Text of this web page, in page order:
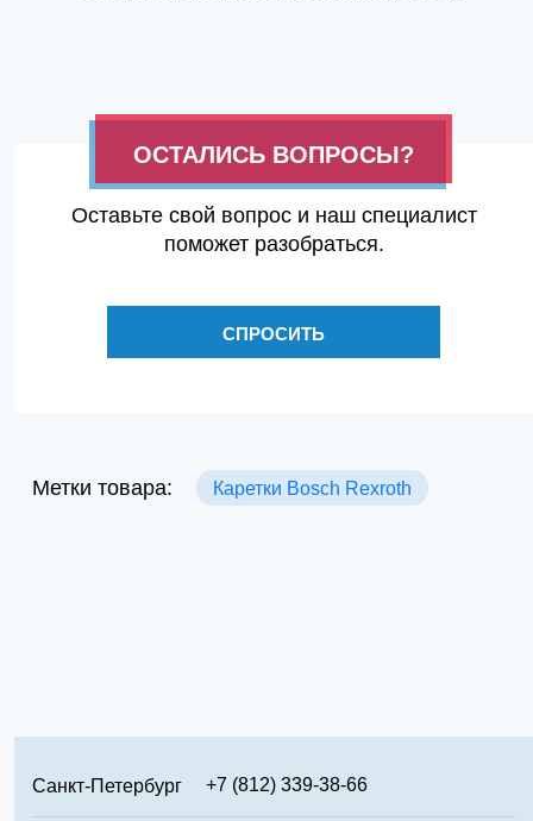
ОСТАЛИСЬ ВОПРОСЫ?
Оставьте свой вопрос и наш специалист
поможет разобраться.
СПРОСИТЬ
Метки товара: Каретки Bosch Rexroth
Санкт-Петербург
+7 (812) 339-38-66